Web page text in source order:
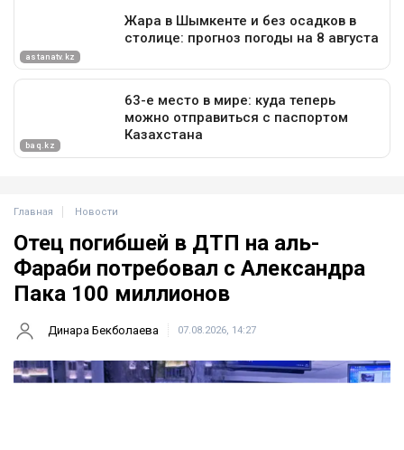
Главная Новости
Отец погибшей в ДТП на аль-
Фараби потребовал с Александра
Пака 100 миллионов
Динара Бекболаева 07.08.2026, 14:27